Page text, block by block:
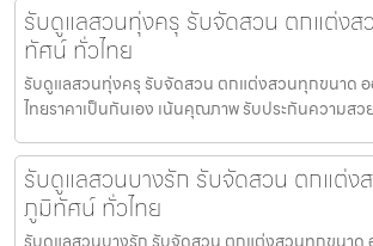
รับดูแลสวนทุ่งครุ รับจัดสวน ตกแต่ง
ทัศน์ ทั่วไทย
รับดูแลสวนทุ่งครุ รับจัดสวน ตกแต่งสวนทุกขนาด
ไทยราคาเป็นกันเอง เน้นคุณภาพ รับประกันความสว
รับดูแลสวนบางรัก รับจัดสวน ตกแต่ง
ภูมิทัศน์ ทั่วไทย